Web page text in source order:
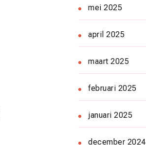
mei 2025
april 2025
maart 2025
februari 2025
januari 2025
december 2024